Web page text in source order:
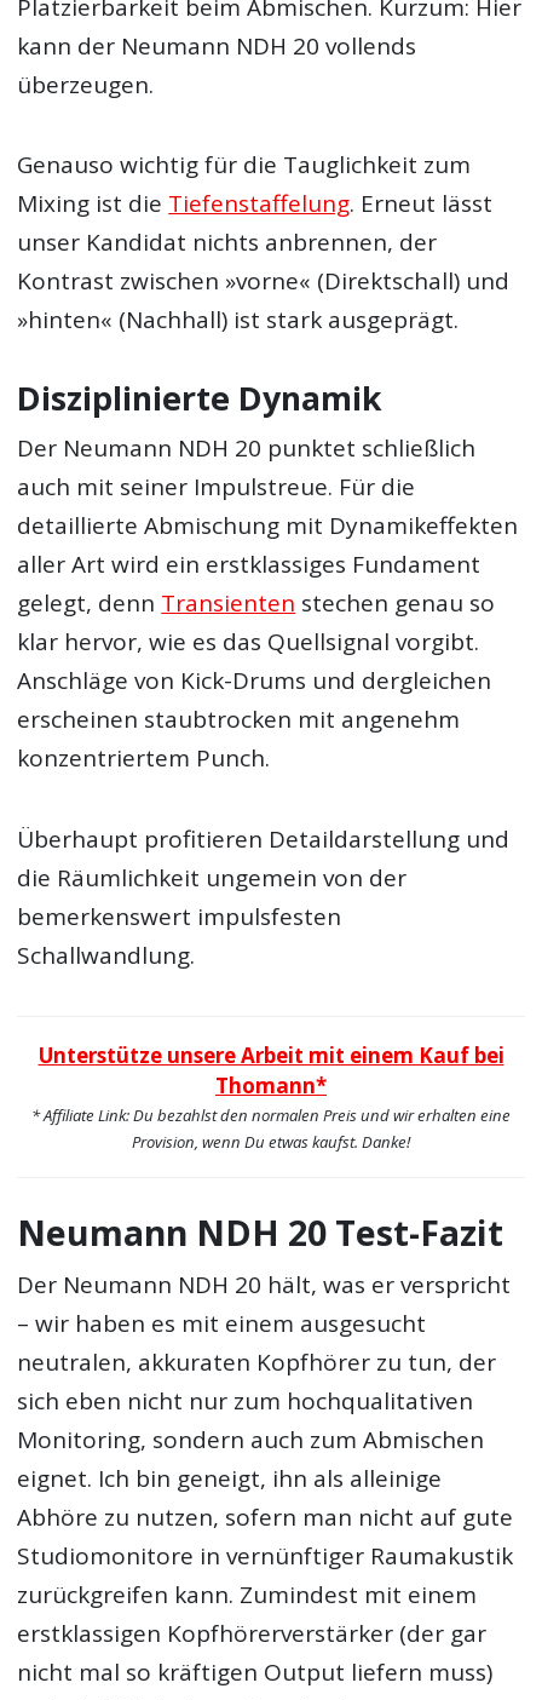
Platzierbarkeit beim Abmischen. Kurzum: Hier
kann der Neumann NDH 20 vollends
überzeugen.
Genauso wichtig für die Tauglichkeit zum
Mixing ist die Tiefenstaffelung. Erneut lässt
unser Kandidat nichts anbrennen, der
Kontrast zwischen »vorne« (Direktschall) und
»hinten« (Nachhall) ist stark ausgeprägt.
Disziplinierte Dynamik
Der Neumann NDH 20 punktet schließlich
auch mit seiner Impulstreue. Für die
detaillierte Abmischung mit Dynamikeffekten
aller Art wird ein erstklassiges Fundament
gelegt, denn Transienten stechen genau so
klar hervor, wie es das Quellsignal vorgibt.
Anschläge von Kick-Drums und dergleichen
erscheinen staubtrocken mit angenehm
konzentriertem Punch.
Überhaupt profitieren Detaildarstellung und
die Räumlichkeit ungemein von der
bemerkenswert impulsfesten
Schallwandlung.
Unterstütze unsere Arbeit mit einem Kauf bei
Thomann*
* Affiliate Link: Du bezahlst den normalen Preis und wir erhalten eine
Provision, wenn Du etwas kaufst. Danke!
Neumann NDH 20 Test-Fazit
Der Neumann NDH 20 hält, was er verspricht
– wir haben es mit einem ausgesucht
neutralen, akkuraten Kopfhörer zu tun, der
sich eben nicht nur zum hochqualitativen
Monitoring, sondern auch zum Abmischen
eignet. Ich bin geneigt, ihn als alleinige
Abhöre zu nutzen, sofern man nicht auf gute
Studiomonitore in vernünftiger Raumakustik
zurückgreifen kann. Zumindest mit einem
erstklassigen Kopfhörerverstärker (der gar
nicht mal so kräftigen Output liefern muss)